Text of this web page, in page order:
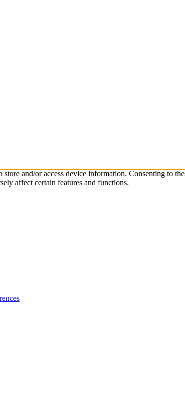
and/or access device information. Consenting to
affect certain features and functions.